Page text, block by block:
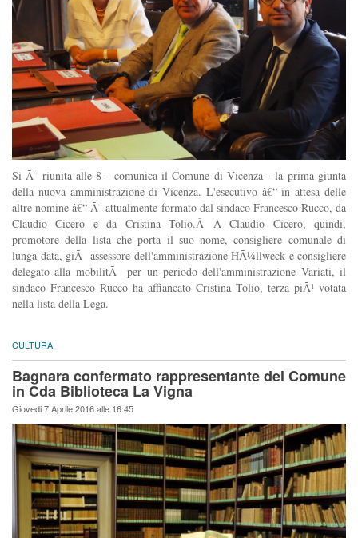
Si Ã¨ riunita alle 8 - comunica il Comune di Vicenza - la prima giunta
della nuova amministrazione di Vicenza. L'esecutivo â€“ in attesa delle
altre nomine â€“ Ã¨ attualmente formato dal sindaco Francesco Rucco, da
Claudio Cicero e da Cristina Tolio.Â A Claudio Cicero, quindi,
promotore della lista che porta il suo nome, consigliere comunale di
lunga data, giÃ assessore dell'amministrazione HÃ¼llweck e consigliere
delegato alla mobilitÃ per un periodo dell'amministrazione Variati, il
sindaco Francesco Rucco ha affiancato Cristina Tolio, terza piÃ¹ votata
nella lista della Lega.
CULTURA
Bagnara confermato rappresentante del Comune
in Cda Biblioteca La Vigna
Giovedi 7 Aprile 2016 alle 16:45